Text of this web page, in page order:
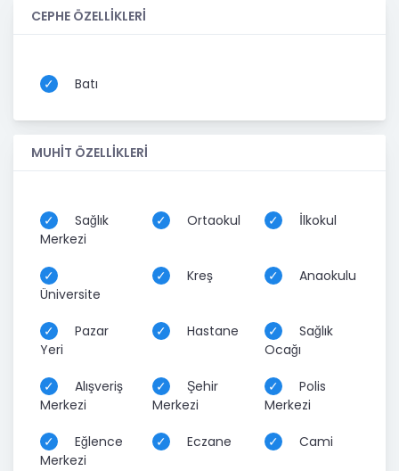
CEPHE ÖZELLİKLERİ
Batı
MUHİT ÖZELLİKLERİ
Sağlık
Merkezi
Ortaokul İlkokul
Üniversite
Kreş Anaokulu
Pazar
Yeri
Hastane
Sağlık
Ocağı
Alışveriş
Merkezi
Şehir
Merkezi
Polis
Merkezi
Eğlence
Merkezi
Eczane Cami